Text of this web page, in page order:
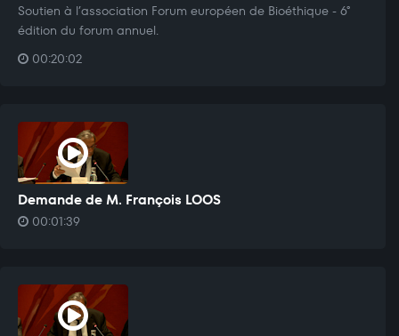
Soutien à l’association Forum européen de Bioéthique - 6°
édition du forum annuel.
00:20:02
Demande de M. François LOOS
00:01:39